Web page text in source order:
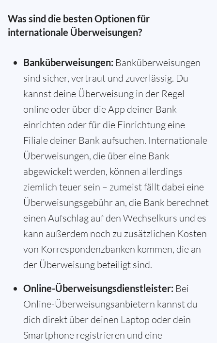
Was sind die besten Optionen für
internationale Überweisungen?
Banküberweisungen: Banküberweisungen
sind sicher, vertraut und zuverlässig. Du
kannst deine Überweisung in der Regel
online oder über die App deiner Bank
einrichten oder für die Einrichtung eine
Filiale deiner Bank aufsuchen. Internationale
Überweisungen, die über eine Bank
abgewickelt werden, können allerdings
ziemlich teuer sein – zumeist fällt dabei eine
Überweisungsgebühr an, die Bank berechnet
einen Aufschlag auf den Wechselkurs und es
kann außerdem noch zu zusätzlichen Kosten
von Korrespondenzbanken kommen, die an
der Überweisung beteiligt sind.
Online-Überweisungsdienstleister: Bei
Online-Überweisungsanbietern kannst du
dich direkt über deinen Laptop oder dein
Smartphone registrieren und eine